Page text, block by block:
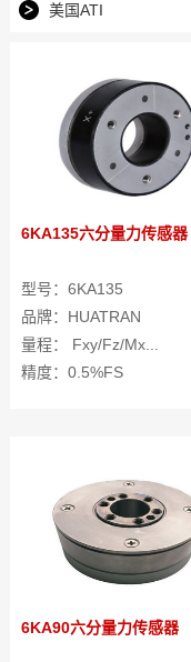
美国ATI
6KA135六分量力传感器
型号：6KA135
品牌：HUATRAN
量程： Fxy/Fz/Mx...
精度：0.5%FS
6KA90六分量力传感器